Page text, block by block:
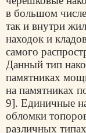
в большом
так и внутри
находок и
самого
Данный тип
памятниках
на памятниках
9]. Единичные
обломки
различных